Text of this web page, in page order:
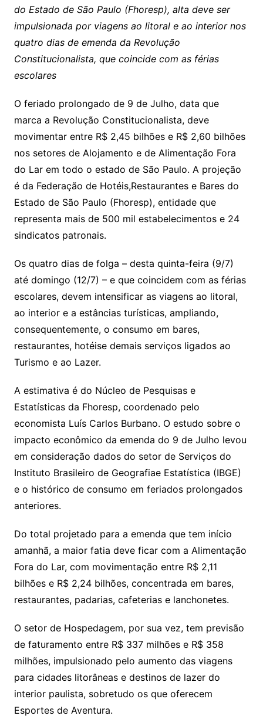
do Estado de São Paulo (Fhoresp), alta deve ser
impulsionada por viagens ao litoral e ao interior nos
quatro dias de emenda da Revolução
Constitucionalista, que coincide com as férias
escolares
O feriado prolongado de 9 de Julho, data que
marca a Revolução Constitucionalista, deve
movimentar entre R$ 2,45 bilhões e R$ 2,60 bilhões
nos setores de Alojamento e de Alimentação Fora
do Lar em todo o estado de São Paulo. A projeção
é da Federação de Hotéis,Restaurantes e Bares do
Estado de São Paulo (Fhoresp), entidade que
representa mais de 500 mil estabelecimentos e 24
sindicatos patronais.
Os quatro dias de folga – desta quinta-feira (9/7)
até domingo (12/7) – e que coincidem com as férias
escolares, devem intensificar as viagens ao litoral,
ao interior e a estâncias turísticas, ampliando,
consequentemente, o consumo em bares,
restaurantes, hotéise demais serviços ligados ao
Turismo e ao Lazer.
A estimativa é do Núcleo de Pesquisas e
Estatísticas da Fhoresp, coordenado pelo
economista Luís Carlos Burbano. O estudo sobre o
impacto econômico da emenda do 9 de Julho levou
em consideração dados do setor de Serviços do
Instituto Brasileiro de Geografiae Estatística (IBGE)
e o histórico de consumo em feriados prolongados
anteriores.
Do total projetado para a emenda que tem início
amanhã, a maior fatia deve ficar com a Alimentação
Fora do Lar, com movimentação entre R$ 2,11
bilhões e R$ 2,24 bilhões, concentrada em bares,
restaurantes, padarias, cafeterias e lanchonetes.
O setor de Hospedagem, por sua vez, tem previsão
de faturamento entre R$ 337 milhões e R$ 358
milhões, impulsionado pelo aumento das viagens
para cidades litorâneas e destinos de lazer do
interior paulista, sobretudo os que oferecem
Esportes de Aventura.